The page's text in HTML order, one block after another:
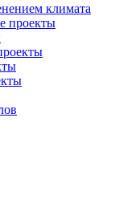
климата
проекты